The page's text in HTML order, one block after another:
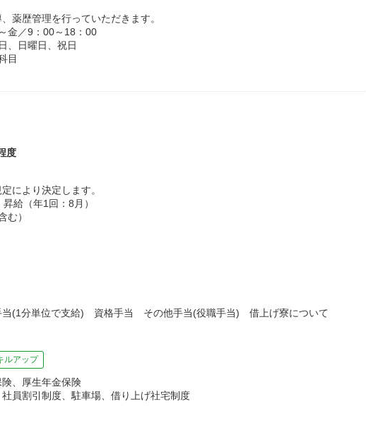
薬歴管理を行っていただきます。
金／9：00～18：00
、日曜日、祝日
目
度
により決定します。
昇給（年1回：8月）
む）
(1分単位で支給) 資格手当 その他手当(役職手当) 借上げ寮について
ルアップ
、厚生年金保険
員割引制度、駐車場、借り上げ社宅制度